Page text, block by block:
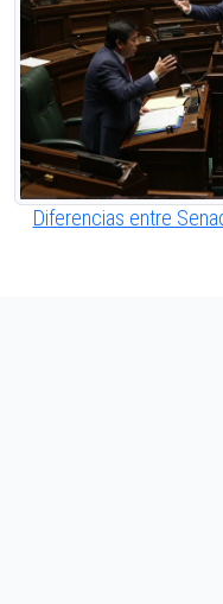
Diferencias entre